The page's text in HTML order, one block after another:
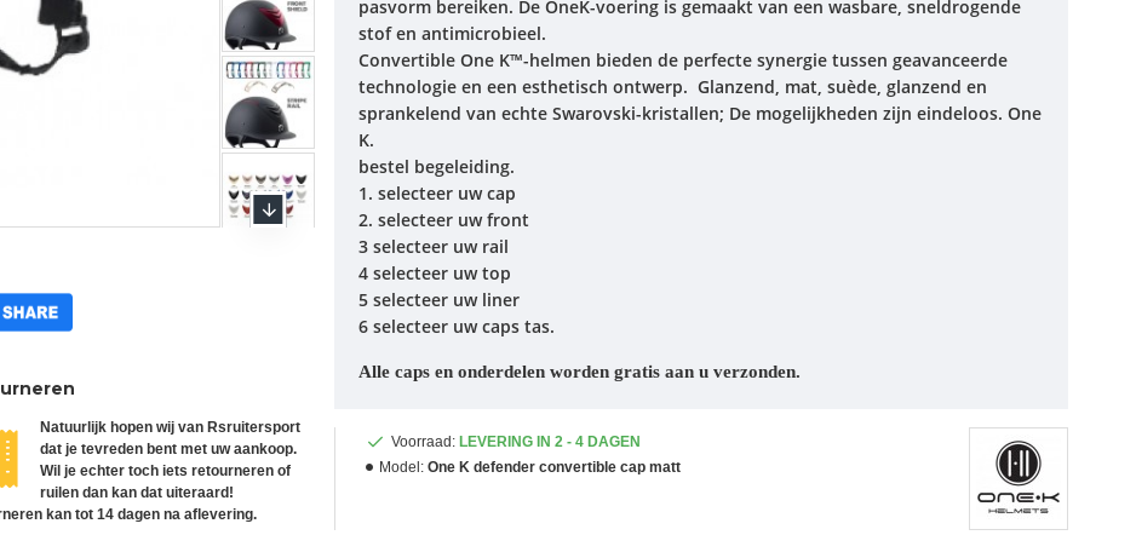
Natuurlijk hopen wij van Rsruitersport
dat je tevreden bent met uw aankoop.
Wil je echter toch iets retourneren of
ruilen dan kan dat uiteraard!
kan tot 14 dagen na aflevering.
pasvorm bereiken. De OneK-voering is gemaakt van een wasbare, sneldrogende
stof en antimicrobieel.
Convertible One K™-helmen bieden de perfecte synergie tussen geavanceerde
technologie en een esthetisch ontwerp. Glanzend, mat, suède, glanzend en
sprankelend van echte Swarovski-kristallen; De mogelijkheden zijn eindeloos. One
K.
bestel begeleiding.
1. selecteer uw cap
2. selecteer uw front
3 selecteer uw rail
4 selecteer uw top
5 selecteer uw liner
6 selecteer uw caps tas.
Alle caps en onderdelen worden gratis aan u verzonden.
Voorraad: LEVERING IN 2 - 4 DAGEN
Model: One K defender convertible cap matt